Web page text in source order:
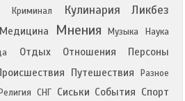
Криминал Кулинария Ликбез
Медицина Мнения Музыка Наука
Отдых Отношения Персоны
Путешествия
Разное
Религия СНГ Сиськи События Спорт